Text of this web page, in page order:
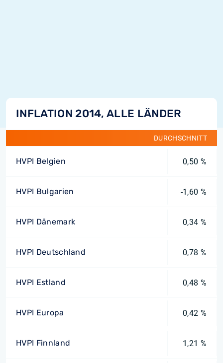
INFLATION 2014, ALLE LÄNDER
DURCHSCHNITT
HVPI Belgien 0,50 %
HVPI Bulgarien -1,60 %
HVPI Dänemark 0,34 %
HVPI Deutschland 0,78 %
HVPI Estland 0,48 %
HVPI Europa 0,42 %
HVPI Finnland 1,21 %